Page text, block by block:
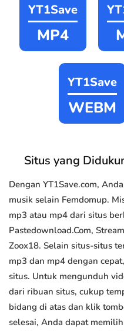
YT1Save
MP4
YT1Save
WEBM
Situs yang
Dengan YT1Save.com,
musik selain Femdomup.
mp3 atau mp4 dari situs
Pastedownload.Com,
Zoox18. Selain situs-situs
mp3 dan mp4 dengan
situs. Untuk mengunduh
dari ribuan situs, cukup
bidang di atas dan klik
selesai, Anda dapat